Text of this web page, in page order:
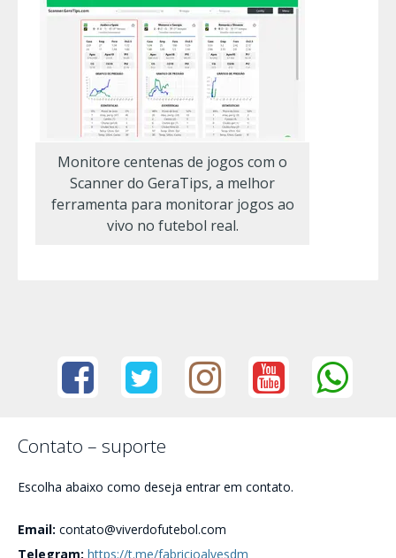
Monitore centenas de jogos com o
Scanner do GeraTips, a melhor
ferramenta para monitorar jogos ao
vivo no futebol real.
Contato – suporte
Escolha abaixo como deseja entrar em contato.
Email: contato@viverdofutebol.com
Telegram: https://t.me/fabricioalvesdm